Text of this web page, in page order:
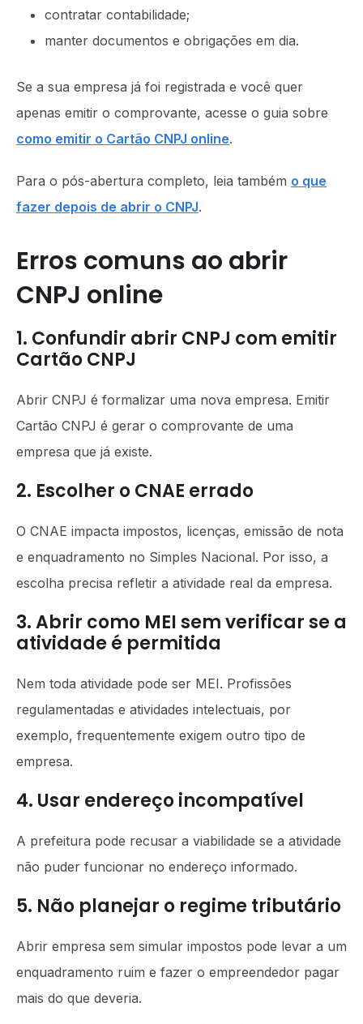
contratar contabilidade;
manter documentos e obrigações em dia.
Se a sua empresa já foi registrada e você quer
apenas emitir o comprovante, acesse o guia sobre
como emitir o Cartão CNPJ online.
Para o pós-abertura completo, leia também o que
fazer depois de abrir o CNPJ.
Erros comuns ao abrir
CNPJ online
1. Confundir abrir CNPJ com emitir
Cartão CNPJ
Abrir CNPJ é formalizar uma nova empresa. Emitir
Cartão CNPJ é gerar o comprovante de uma
empresa que já existe.
2. Escolher o CNAE errado
O CNAE impacta impostos, licenças, emissão de nota
e enquadramento no Simples Nacional. Por isso, a
escolha precisa refletir a atividade real da empresa.
3. Abrir como MEI sem verificar se a
atividade é permitida
Nem toda atividade pode ser MEI. Profissões
regulamentadas e atividades intelectuais, por
exemplo, frequentemente exigem outro tipo de
empresa.
4. Usar endereço incompatível
A prefeitura pode recusar a viabilidade se a atividade
não puder funcionar no endereço informado.
5. Não planejar o regime tributário
Abrir empresa sem simular impostos pode levar a um
enquadramento ruim e fazer o empreendedor pagar
mais do que deveria.